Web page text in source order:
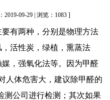
09-29 | 浏览：1083 ]
有两种，分别是物理方法
活性炭，绿植，熏蒸法
，强氧化法等。因为甲醛
人体危害大，建议除甲醛的
测公司进行检测；其次如果